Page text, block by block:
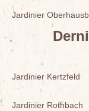
Jardinier
Jardinier Kertzfeld
Jardinier Rothbach